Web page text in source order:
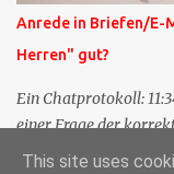
TrackbackURL beim
Feld in meinem
und TrackbackURLs
Verfahren wurde wei...
Anrede in Briefen/E-
Herren" gut?
Ein Chatprotokoll:
einer Frage der
***: Guten Tag die
This site uses